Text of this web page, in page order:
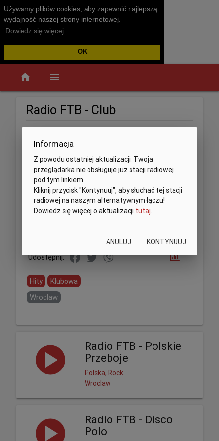
Używamy plików cookies, aby zapewnić najlepszą
wydajność naszej strony internetowej.
Dowiedz się więcej.
OK
home menu
Radio FTB - Club
Udostępnij:
Informacja
Z powodu ostatniej aktualizacji, Twoja
przeglądarka nie obsługuje już stacji radiowej
pod tym linkiem.
Kliknij przycisk "Kontynuuj", aby słuchać tej stacji
radiowej na naszym alternatywnym łączu!
Dowiedz się więcej o aktualizacji tutaj.
ANULUJ KONTYNUUJ
Hity
Klubowa
Wroclaw
Radio FTB - Polskie
Przeboje
Polska, Rock
Wroclaw
Radio FTB - Disco
Polo